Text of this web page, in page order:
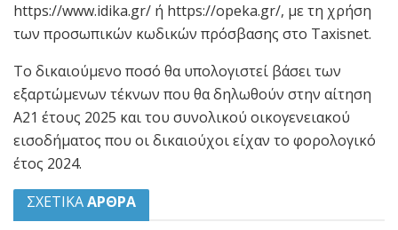
https://www.idika.gr/ ή https://opeka.gr/, με τη χρήση
των προσωπικών κωδικών πρόσβασης στο Taxisnet.
Το δικαιούμενο ποσό θα υπολογιστεί βάσει των
εξαρτώμενων τέκνων που θα δηλωθούν στην αίτηση
Α21 έτους 2025 και του συνολικού οικογενειακού
εισοδήματος που οι δικαιούχοι είχαν το φορολογικό
έτος 2024.
ΣΧΕΤΙΚΑΑΡΘΡΑ